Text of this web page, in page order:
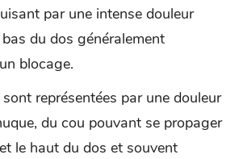
par une intense douleur
du dos généralement
blocage.
sont représentées par une douleur
du cou pouvant se propager
le haut du dos et souvent